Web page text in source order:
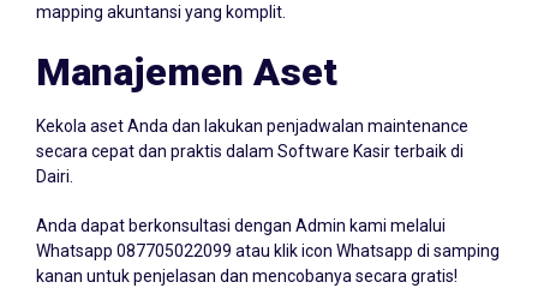
Manajemen Aset
secara cepat dan praktis dalam Software Kasir terbaik di
Dairi.
Whatsapp087705022099 atau klik icon Whatsapp di samping
kanan untuk penjelasan dan mencobanya secara gratis!